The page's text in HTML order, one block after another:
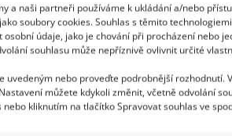
a naši partneři používáme k ukládání a/nebo
soubory cookies. Souhlas s těmito
údaje, jako je chování při procházení nebo
souhlasu může nepříznivě ovlivnit určité
uvedeným nebo proveďte podrobnější rozhodnutí.
můžete kdykoli změnit, včetně odvolání
kliknutím na tlačítko Spravovat souhlas ve
byly také dřevěné rošty,
se tak mohlo objevit několik